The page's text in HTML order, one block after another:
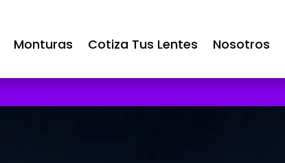
Monturas Cotiza Tus Lentes Nosotros